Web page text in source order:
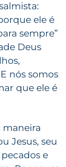
ele é
sempre”
Deus
nós somos
que ele é
maneira
Jesus, seu
e